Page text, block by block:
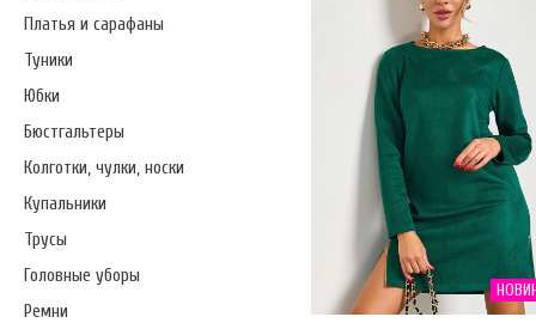
Платья и сарафаны
Туники
Юбки
Бюстгальтеры
Колготки, чулки, носки
Купальники
Трусы
Головные уборы
Ремни